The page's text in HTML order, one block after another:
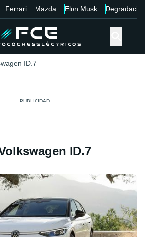
Ferrari Mazda Elon Musk Degradación
ID.7
ID.7